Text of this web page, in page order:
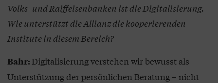
Volks- und Raiffeisenbanken ist die Digitalisierung.
Wie unterstützt die Allianz die kooperierenden
Institute in diesem Bereich?
Bahr:Digitalisierung verstehen wir bewusst als
Unterstützung der persönlichen Beratung – nicht